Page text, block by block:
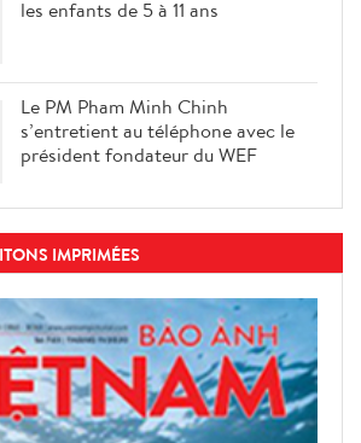
les enfants de 5 à 11 ans
Le PM Pham Minh Chinh
s’entretient au téléphone avec le
président fondateur du WEF
IMPRIMÉES